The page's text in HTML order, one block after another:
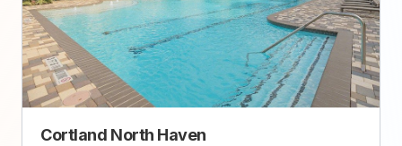
Cortland North Haven